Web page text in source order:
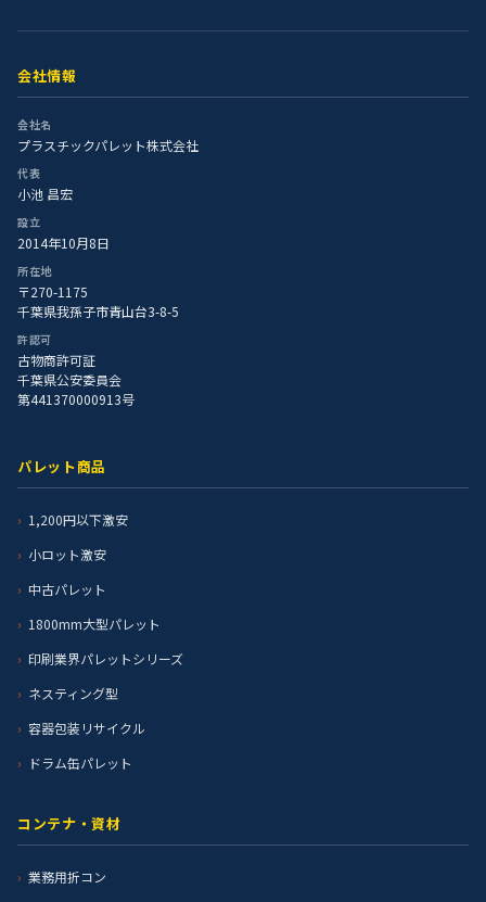
会社情報
会社名
プラスチックパレット株式会社
代表
小池 昌宏
設立
2014年10月8日
所在地
〒270-1175
千葉県我孫子市青山台3-8-5
許認可
古物商許可証
千葉県公安委員会
第441370000913号
パレット商品
1,200円以下激安
小ロット激安
中古パレット
1800mm大型パレット
印刷業界パレットシリーズ
ネスティング型
容器包装リサイクル
ドラム缶パレット
コンテナ・資材
業務用折コン